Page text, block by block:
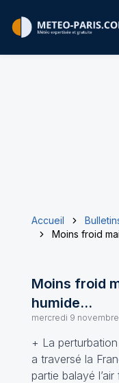
Accueil
Moins froid
Moins froid
humide...
mercredi 9 novembre
+ La
a traversé la
partie balayé